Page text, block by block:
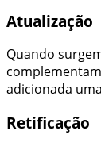
Atualização
Quando
adicionada
Retificação